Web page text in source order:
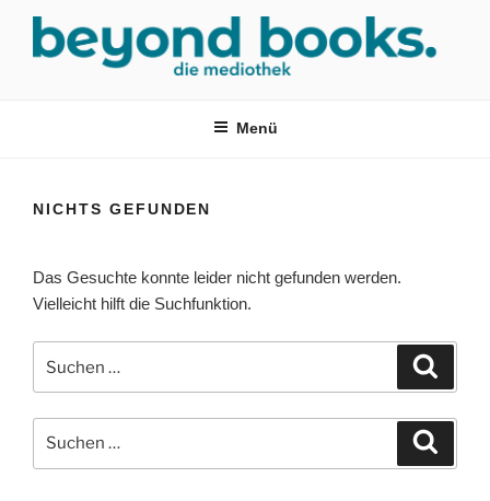
springen
Menü
NICHTS GEFUNDEN
Das Gesuchte konnte leider nicht gefunden werden.
Vielleicht hilft die Suchfunktion.
nach:
nach: